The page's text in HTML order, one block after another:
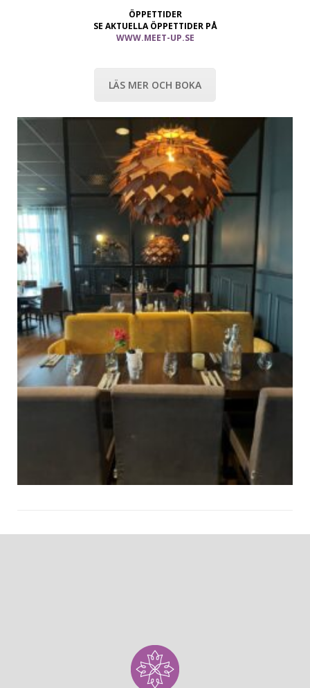
ÖPPETTIDER
SE AKTUELLA ÖPPETTIDER PÅ
WWW.MEET-UP.SE
LÄS MER OCH BOKA